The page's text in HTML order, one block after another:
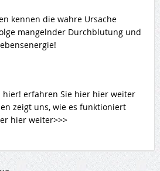
kennen die wahre Ursache
mangelnder Durchblutung und
erfahren Sie hier hier weiter
zeigt uns, wie es funktioniert
hier weiter>>>